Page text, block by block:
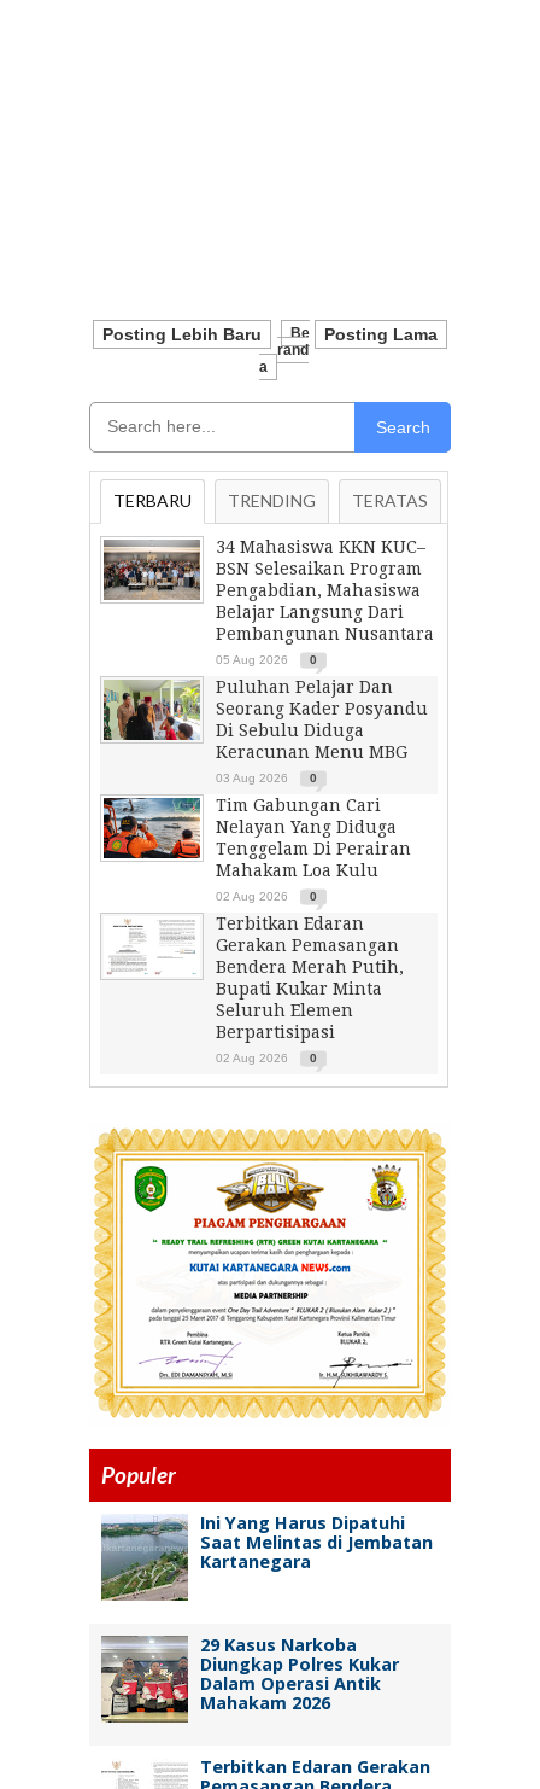
Posting Lebih Baru Posting Lama
Be
Rand
A
Search
TERBARU TRENDING TERATAS
34 Mahasiswa KKN KUC–
BSN Selesaikan Program
Pengabdian, Mahasiswa
Belajar Langsung Dari
Pembangunan Nusantara
05 Aug 2026 0
Puluhan Pelajar Dan
Seorang Kader Posyandu
Di Sebulu Diduga
Keracunan Menu MBG
03 Aug 2026 0
Tim Gabungan Cari
Nelayan Yang Diduga
Tenggelam Di Perairan
Mahakam Loa Kulu
02 Aug 2026 0
Terbitkan Edaran
Gerakan Pemasangan
Bendera Merah Putih,
Bupati Kukar Minta
Seluruh Elemen
Berpartisipasi
02 Aug 2026 0
Populer
Ini Yang Harus Dipatuhi
Saat Melintas di Jembatan
Kartanegara
29 Kasus Narkoba
Diungkap Polres Kukar
Dalam Operasi Antik
Mahakam 2026
Terbitkan Edaran Gerakan